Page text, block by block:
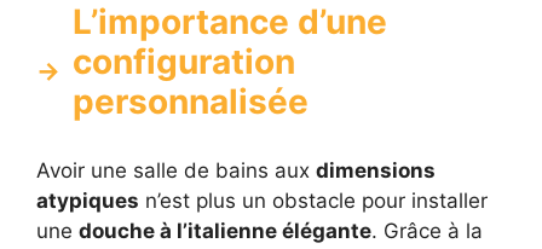
L’importance d’une
configuration
personnalisée
Avoir une salle de bains aux dimensions
atypiques n’est plus un obstacle pour installer
une douche à l’italienne élégante. Grâce à la